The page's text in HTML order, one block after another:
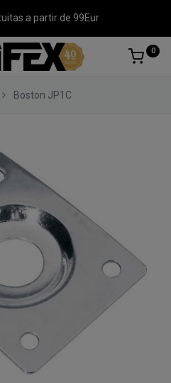
a partir de 99Eur
0
Boston JP1C